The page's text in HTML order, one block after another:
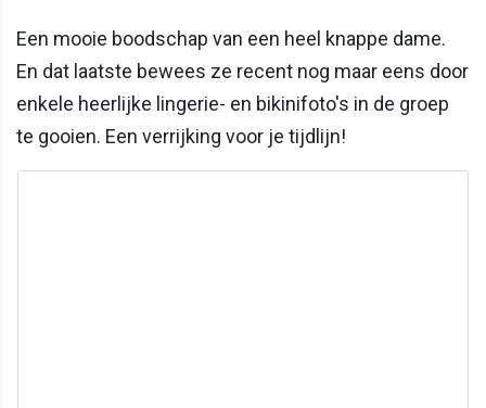
Een mooie boodschap van een heel knappe dame.
En dat laatste bewees ze recent nog maar eens door
enkele heerlijke lingerie- en bikinifoto's in de groep
te gooien. Een verrijking voor je tijdlijn!